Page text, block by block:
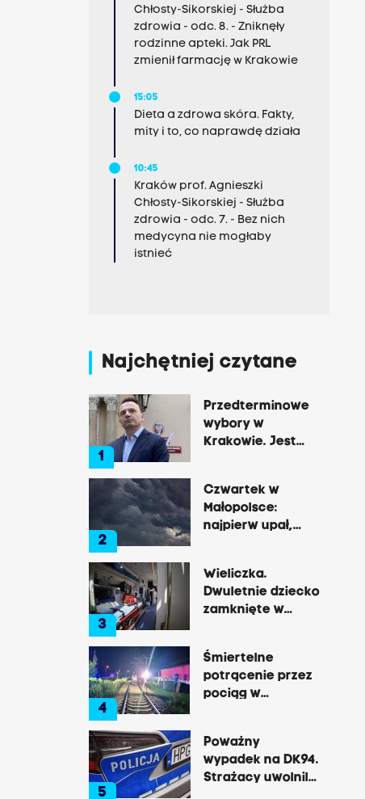
Chłosty-Sikorskiej - Służba
zdrowia - odc. 8. - Zniknęły
rodzinne apteki. Jak PRL
zmienił farmację w Krakowie
15:05
Dieta a zdrowa skóra. Fakty,
mity i to, co naprawdę działa
10:45
Kraków prof. Agnieszki
Chłosty-Sikorskiej - Służba
zdrowia - odc. 7. - Bez nich
medycyna nie mogłaby
istnieć
Najchętniej czytane
1
Przedterminowe
wybory w
Krakowie. Jest
2
Czwartek w
Małopolsce:
najpierw upał,
3
Wieliczka.
Dwuletnie dziecko
zamknięte w
zakupach
4
Śmiertelne
potrącenie przez
pociąg w
trasie do Krakowa
5
Poważny
wypadek na DK94.
Strażacy uwolnili